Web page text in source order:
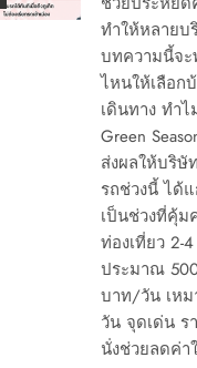
ทำให้หลายบ
บทความนี้จะ
ไหนให้เลือก
เดินทาง ทำ
Green
ส่งผลให้บริษั
รถช่วงนี้ ได้
เป็นช่วงที่คุ้ม
ท่องเที่ยว 2-
ประมาณ
บาท/วัน เหม
วัน จุดเด่น ร
นั่งช่วยลดค่า